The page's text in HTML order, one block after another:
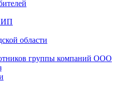
ИП
области
группы компаний ООО